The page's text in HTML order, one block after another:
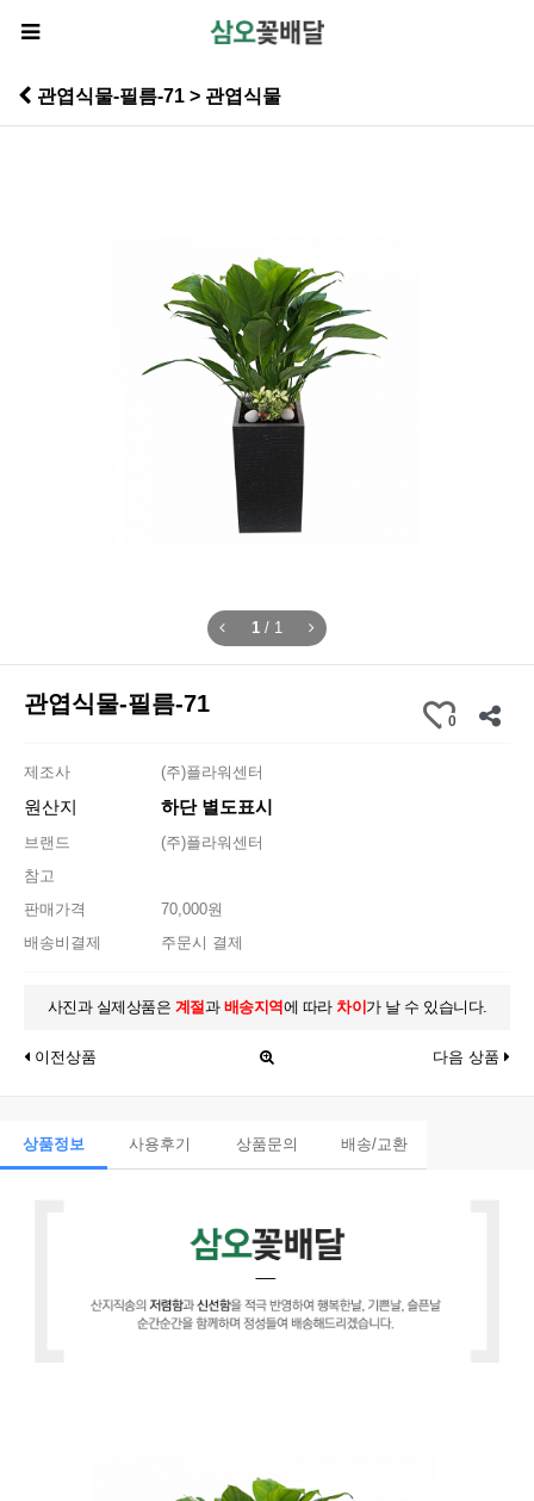
관엽식물-필름-71 > 관엽식물
1 / 1
관엽식물-필름-71
0
제조사 (주)플라워센터
원산지 하단 별도표시
브랜드
(주)플라워센터
참고
판매가격
70,000원
배송비결제
주문시 결제
사진과 실제상품은 계절과 배송지역에 따라 차이 가 날 수 있습니다.
이전상품 다음 상품
상품정보 사용후기 상품문의 배송/교환